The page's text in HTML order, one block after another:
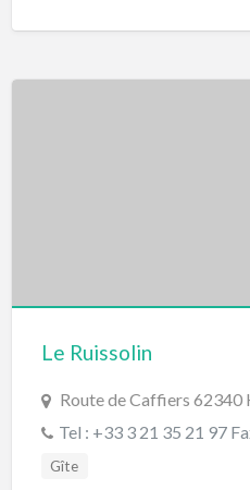
Le Ruissolin
Route de Caffiers 62340
Tel : +33 3 21 35 21 97
Gîte